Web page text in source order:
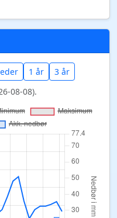
1 år
3 år
08-08).